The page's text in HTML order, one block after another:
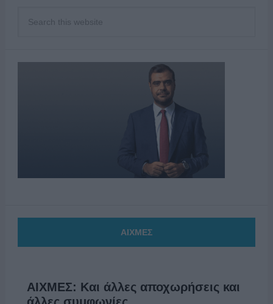
ΑΙΧΜΕΣ
ΑΙΧΜΕΣ: Και άλλες αποχωρήσεις και